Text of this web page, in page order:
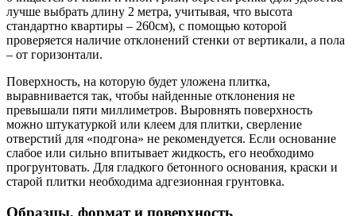
лучше выбрать длину 2 метра, учитывая, что высота
стандартно квартиры – 260см), с помощью которой
проверяется наличие отклонений стенки от вертикали, а пола
– от горизонтали.
Поверхность, на которую будет уложена плитка,
выравнивается так, чтобы найденные отклонения не
превышали пяти миллиметров. Выровнять поверхность
можно штукатуркой или клеем для плитки, сверление
отверстий для «подгона» не рекомендуется. Если основание
слабое или сильно впитывает жидкость, его необходимо
прогрунтовать. Для гладкого бетонного основания, краски и
старой плитки необходима адгезионная грунтовка.
Образцы, формат и поверхность